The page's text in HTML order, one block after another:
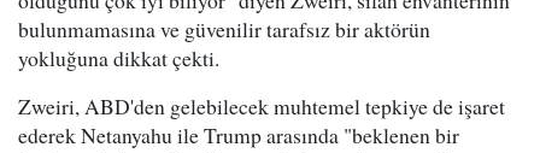
bulunmamasına ve güvenilir tarafsız bir aktörün
yokluğuna dikkat çekti.
Zweiri, ABD'den gelebilecek muhtemel tepkiye de işaret
ederek Netanyahu ile Trump arasında "beklenen bir